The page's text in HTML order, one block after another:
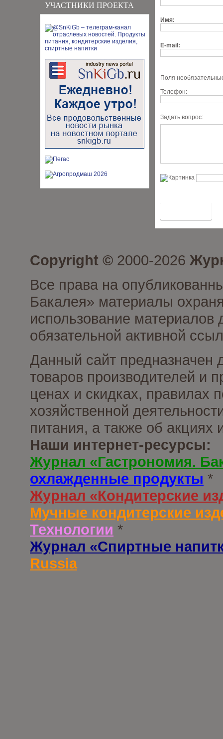
УЧАСТНИКИ ПРОЕКТА
Имя:
E-mail:
Поля
Телефон:
Задать вопрос:
Copyright © 2000-2026
Все права на
Бакалея» материалы
использование материалов
обязательной активной
Данный сайт предназначен
товаров производителей и
ценах и скидках, правилах
хозяйственной
питания, а также об
Наши интернет-ресурсы:
Журнал «Гастрономия.
охлажденные продукты *
Журнал «Кондитерские
Мучные кондитерские
Технологии *
Журнал «Спиртные
Russia